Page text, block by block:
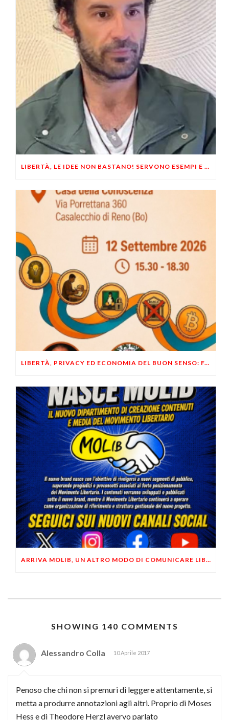
LIBERTÀ, LE IDEE NON BASTANO! SERVONO ESEMPI E UN PO’ DI COERENZA
LIBERTÀ, PRIVACY ED ECONOMIA DEL BUON SENSO: FACCO E MUSUMECI A CASALECCHIO DI RENO (BO)
ARRIVA MOLIB, UN ALTRO MODO DI COMUNICARE LIBERTARIO
SHOWING 140 COMMENTS
Alessandro Colla 10 Aprile 2017
Penoso che chi non si premuri di leggere attentamente, si
metta a produrre annotazioni agli altri. Proprio di Moses
Hess e di Theodore Herzl avervo parlato